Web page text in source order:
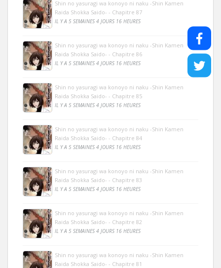
Shin no yasuragi wa konoyo ni naku -Shin Kamen
Raida Shokka Saido- - Chapitre 87
IL Y A 5 SEMAINES 4 JOURS 16 HEURES
Shin no yasuragi wa konoyo ni naku -Shin Kamen
Raida Shokka Saido- - Chapitre 86
IL Y A 5 SEMAINES 4 JOURS 16 HEURES
Shin no yasuragi wa konoyo ni naku -Shin Kamen
Raida Shokka Saido- - Chapitre 85
IL Y A 5 SEMAINES 4 JOURS 16 HEURES
Shin no yasuragi wa konoyo ni naku -Shin Kamen
Raida Shokka Saido- - Chapitre 84
IL Y A 5 SEMAINES 4 JOURS 16 HEURES
Shin no yasuragi wa konoyo ni naku -Shin Kamen
Raida Shokka Saido- - Chapitre 83
IL Y A 5 SEMAINES 4 JOURS 16 HEURES
Shin no yasuragi wa konoyo ni naku -Shin Kamen
Raida Shokka Saido- - Chapitre 82
IL Y A 5 SEMAINES 4 JOURS 16 HEURES
Shin no yasuragi wa konoyo ni naku -Shin Kamen
Raida Shokka Saido- - Chapitre 81